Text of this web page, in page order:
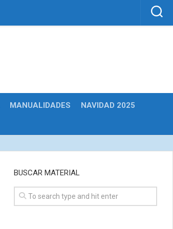
MANUALIDADES
NAVIDAD 2025
BUSCAR MATERIAL